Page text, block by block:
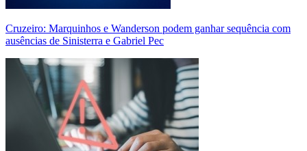
Cruzeiro: Marquinhos e Wanderson podem ganhar sequência com
ausências de Sinisterra e Gabriel Pec